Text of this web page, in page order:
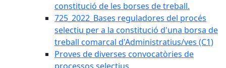
constitució de les borses de treball.
725_2022_Bases reguladores del procés
selectiu per a la constitució d'una borsa de
treball comarcal d'Administratius/ves (C1)
Proves de diverses convocatòries de